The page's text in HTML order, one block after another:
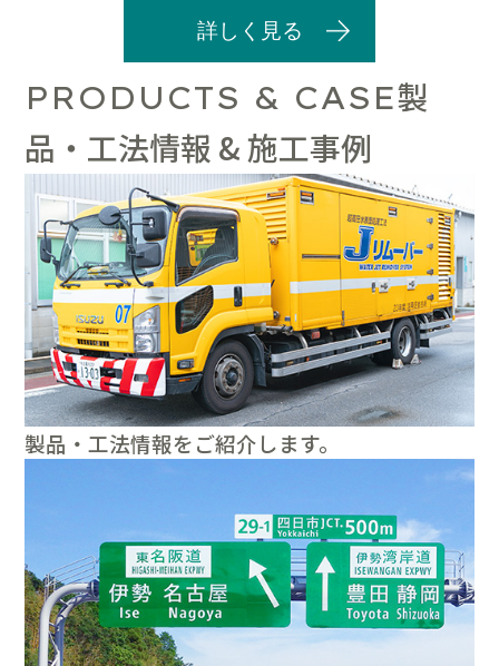
詳しく見る
PRODUCTS & CASE製
品・工法情報 & 施工事例
製品・工法情報をご紹介します。